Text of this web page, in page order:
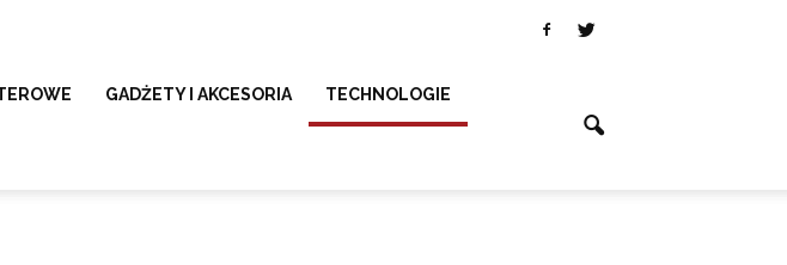
GADŻETY I AKCESORIA TECHNOLOGIE